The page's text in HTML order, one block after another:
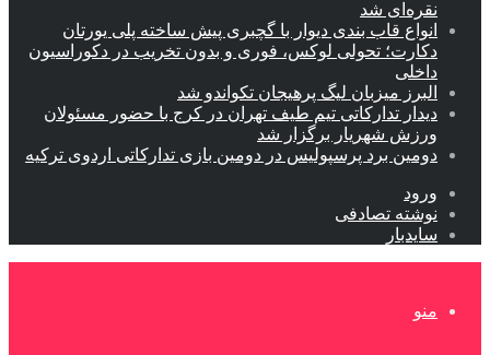
نقره‌ای شد
انواع قاب بندی دیوار با گچبری پیش ساخته پلی یورتان
دکارت؛ تحولی لوکس، فوری و بدون تخریب در دکوراسیون
داخلی
البرز میزبان لیگ پرهیجان تکواندو شد
دیدار تدارکاتی تیم طیف تهران در کرج با حضور مسئولان
ورزش شهریار برگزار شد
دومین برد پرسپولیس در دومین بازی تدارکاتی اردوی ترکیه
ورود
نوشته تصادفی
سایدبار
منو